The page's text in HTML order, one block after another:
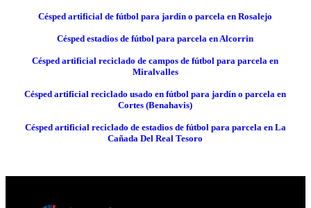
Césped artificial de fútbol para jardín o parcela en Rosalejo
Césped estadios de fútbol para parcela en Alcorrin
Césped artificial reciclado de campos de fútbol para parcela en
Miralvalles
Césped artificial reciclado usado en fútbol para jardín o parcela en
Cortes (Benahavis)
Césped artificial reciclado de estadios de fútbol para parcela en La
Cañada Del Real Tesoro